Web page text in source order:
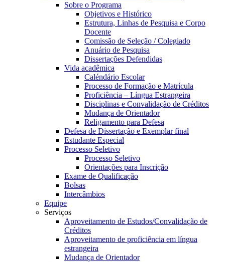
Sobre o Programa
Objetivos e Histórico
Estrutura, Linhas de Pesquisa e Corpo
Docente
Comissão de Seleção / Colegiado
Anuário de Pesquisa
Dissertações Defendidas
Vida acadêmica
Caléndário Escolar
Processo de Formação e Matrícula
Proficiência – Língua Estrangeira
Disciplinas e Convalidação de Créditos
Mudança de Orientador
Religamento para Defesa
Defesa de Dissertação e Exemplar final
Estudante Especial
Processo Seletivo
Processo Seletivo
Orientações para Inscrição
Exame de Qualificação
Bolsas
Intercâmbios
Equipe
Serviços
Aproveitamento de Estudos/Convalidação de
Créditos
Aproveitamento de proficiência em língua
estrangeira
Mudança de Orientador